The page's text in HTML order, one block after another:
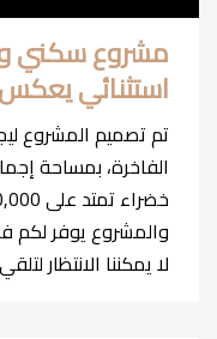
مشروع سكني
استثنائي
تم تصميم المشروع
والمشروع يوفر لكم
لا يمكننا الانتظار